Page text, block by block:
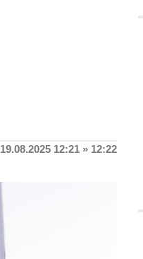
19.08.2025 12:21 » 12:22